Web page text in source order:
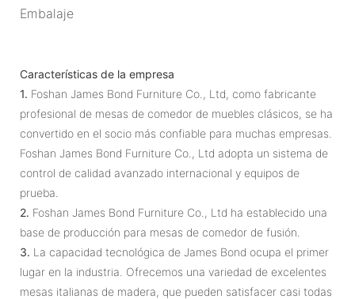
Embalaje
Características de la empresa
1. Foshan James Bond Furniture Co., Ltd, como fabricante
profesional de mesas de comedor de muebles clásicos, se ha
convertido en el socio más confiable para muchas empresas.
Foshan James Bond Furniture Co., Ltd adopta un sistema de
control de calidad avanzado internacional y equipos de
prueba.
2. Foshan James Bond Furniture Co., Ltd ha establecido una
base de producción para mesas de comedor de fusión.
3. La capacidad tecnológica de James Bond ocupa el primer
lugar en la industria. Ofrecemos una variedad de excelentes
mesas italianas de madera, que pueden satisfacer casi todas